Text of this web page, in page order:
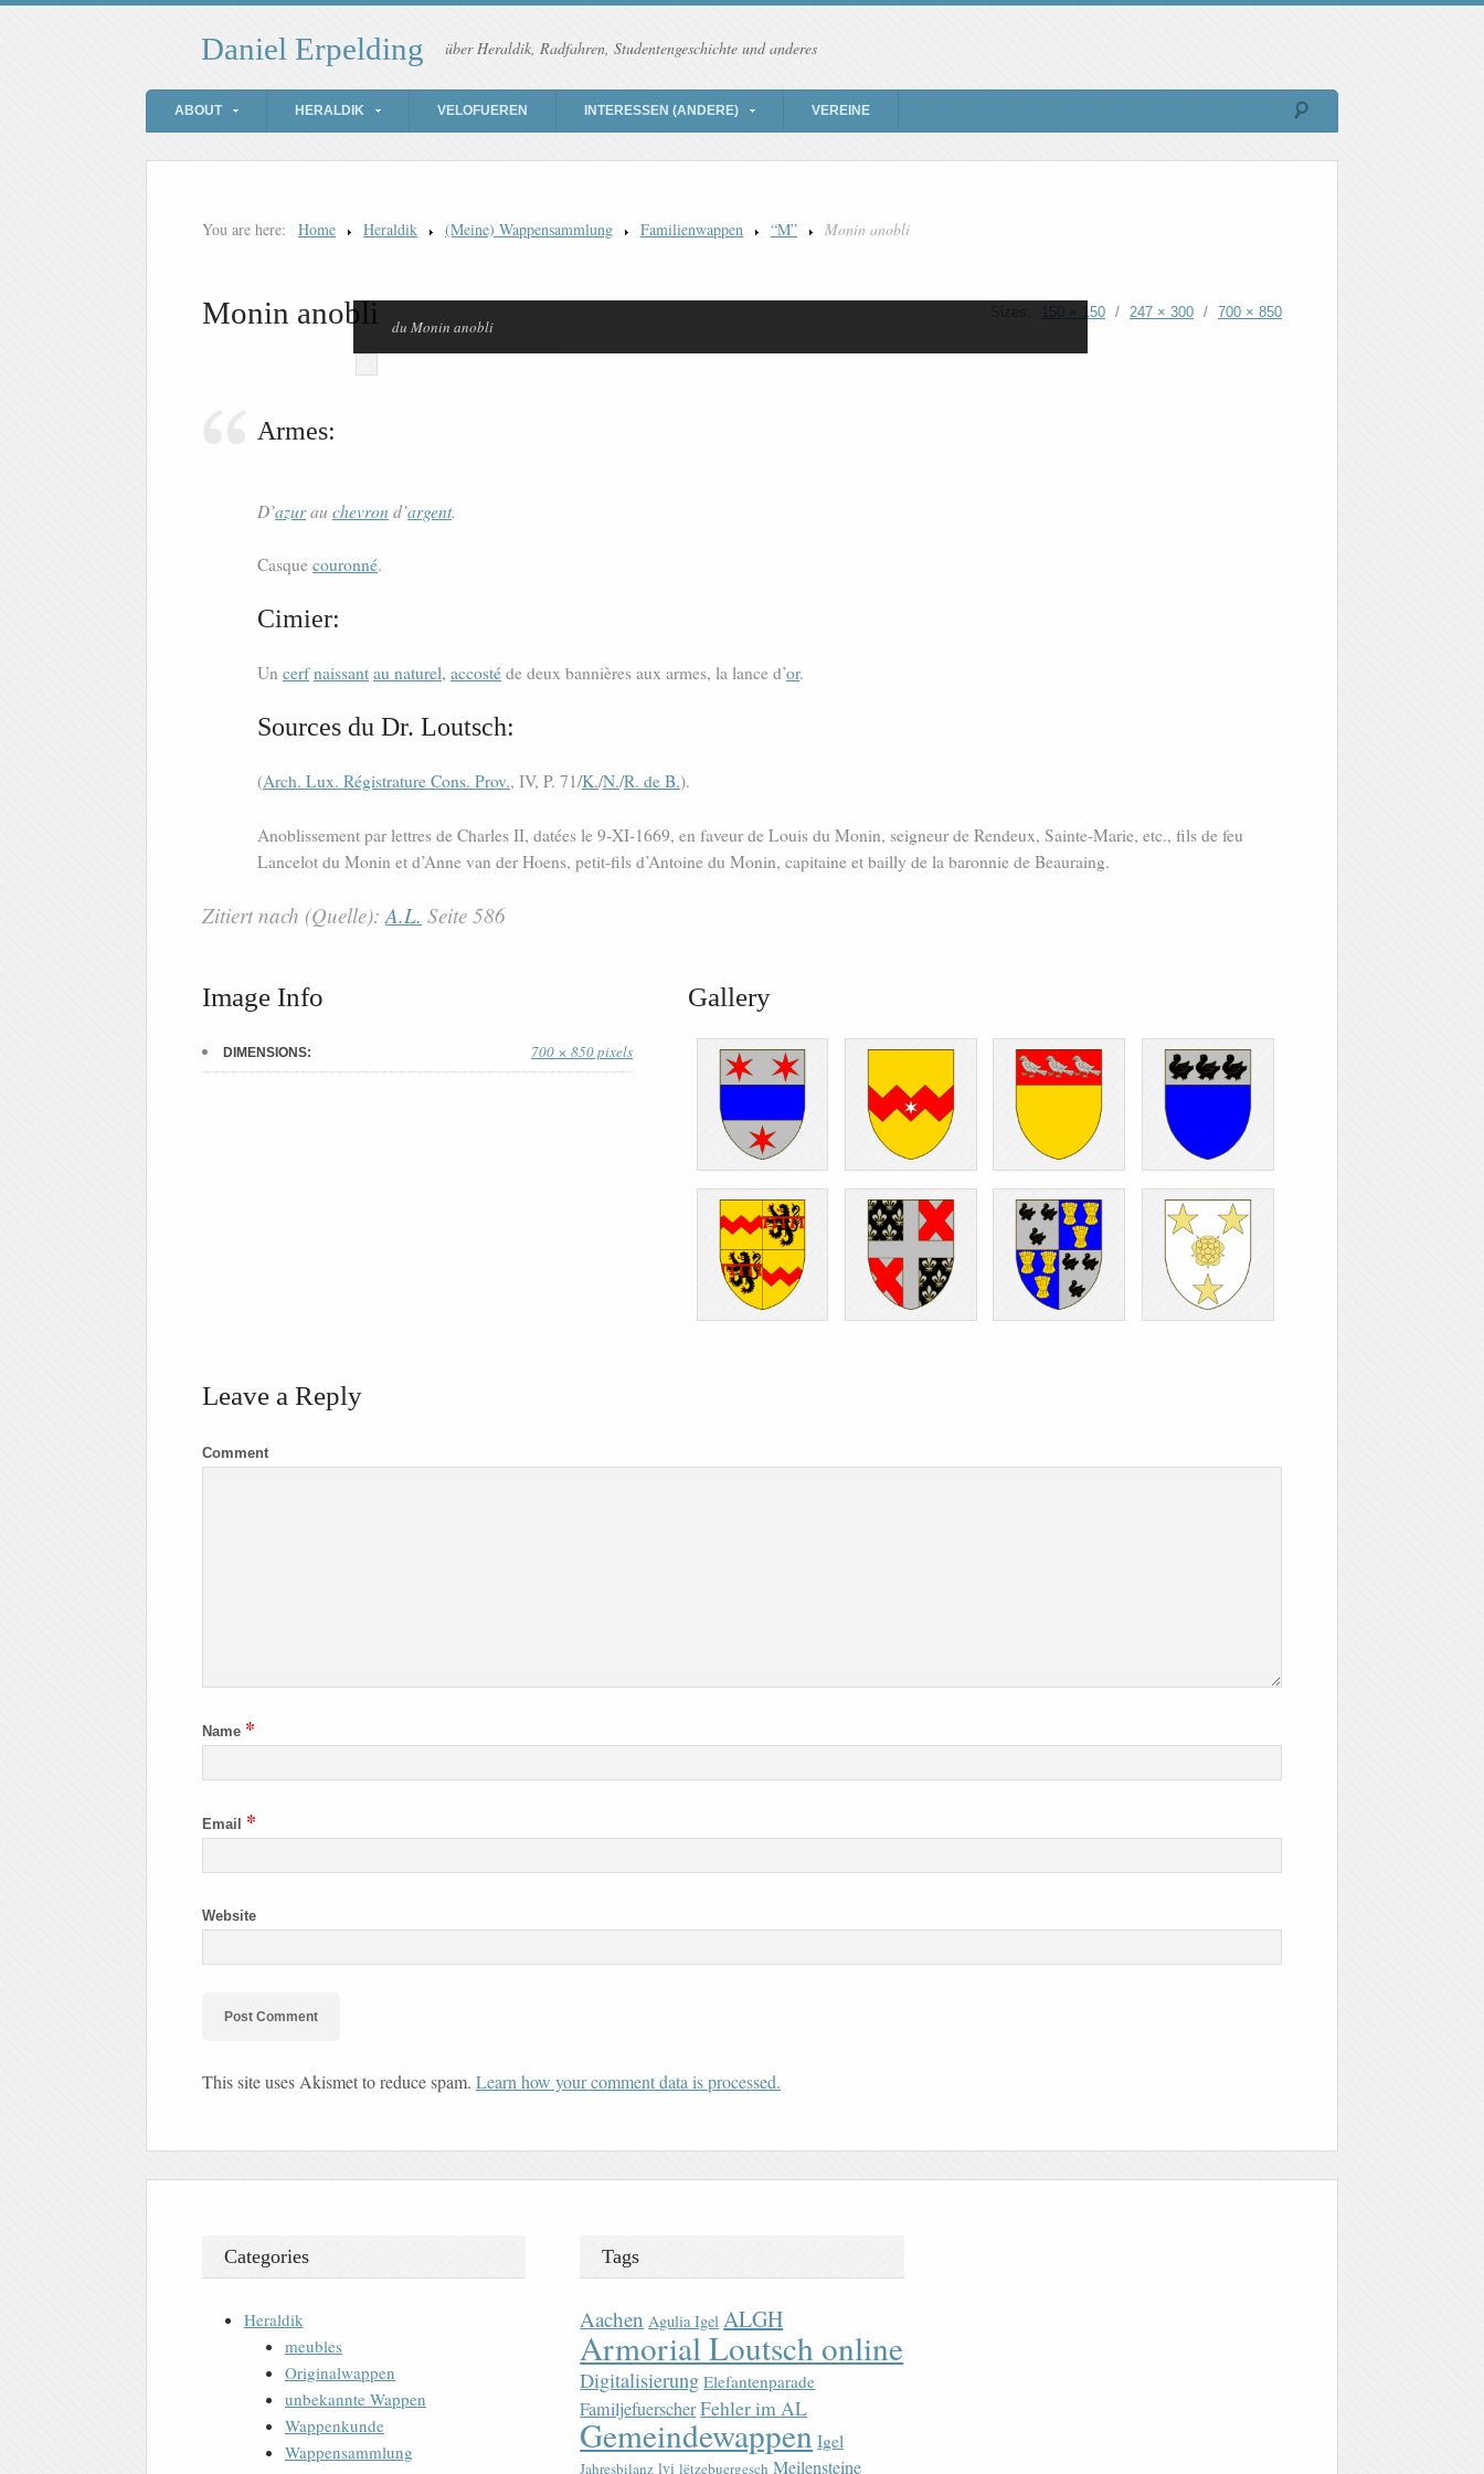
Daniel Erpelding über Heraldik, Radfahren, Studentengeschichte und anderes
ABOUT HERALDIK VELOFUEREN INTERESSEN (ANDERE) VEREINE
You are here: Home Heraldik (Meine) Wappensammlung Familienwappen “M” Monin anobli
Monin anobli 150 × 150 / 247 × 300 / 700 × 850
du Monin anobli
Armes:
D’azurau chevron d’argent.
Casque couronné.
Cimier:
Un cerf naissant au naturel, accosté de deux bannières aux armes, la lance d’or.
Sources du Dr. Loutsch:
(Arch. Lux. Régistrature Cons. Prov., IV, P. 71/K./N./R. de B.).
Anoblissement par lettres de Charles II, datées le 9-XI-1669, en faveur de Louis du Monin, seigneur de Rendeux, Sainte-Marie, etc., fils de feu
Lancelot du Monin et d’Anne van der Hoens, petit-fils d’Antoine du Monin, capitaine et bailly de la baronnie de Beauraing.
Zitiert nach (Quelle):A.L. Seite 586
Image Info
DIMENSIONS: 700 × 850 pixels
Gallery
Leave a Reply
Comment
Name *
Email *
Website
This site uses Akismet to reduce spam. Learn how your comment data is processed.
Categories
Heraldik
meubles
Originalwappen
unbekannte Wappen
Wappenkunde
Wappensammlung
Tags
Aachen Agulia Igel ALGH
Armorial Loutsch online
Digitalisierung Elefantenparade
FamiljefuerscherFehler im AL
Gemeindewappen Igel
Jahresbilanz lvi lëtzebuergesch Meilensteine